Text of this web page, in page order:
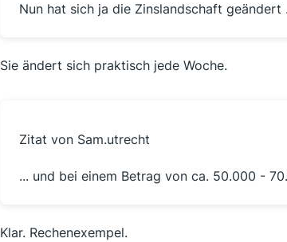
Nun hat sich ja die Zinslandschaft geändert
Sie ändert sich praktisch jede Woche.
Zitat von Sam.utrecht
... und bei einem Betrag von ca. 50.000 -
Klar. Rechenexempel.